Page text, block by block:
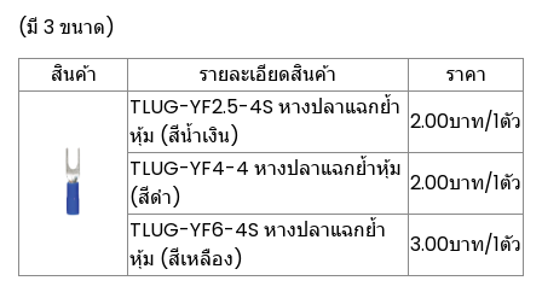
(มี 3 ขนาด)
สินค้า
รายละเอียดสินค้า
ราคา
TLUG-YF2.5-4S หางปลาแฉกย้ำ
หุ้ม (สีน้ำเงิน)
2.00บาท/1ตัว
TLUG-YF4-4 หางปลาแฉกย้ำหุ้ม
(สีดำ)
2.00บาท/1ตัว
TLUG-YF6-4S หางปลาแฉกย้ำ
หุ้ม (สีเหลือง)
3.00บาท/1ตัว